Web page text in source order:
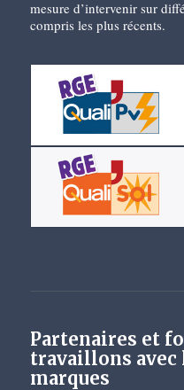
mesure d’intervenir sur
compris les plus récents.
Partenaires et
travaillons avec
marques